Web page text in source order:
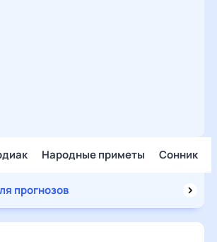
Народные приметы Сонник
прогнозов